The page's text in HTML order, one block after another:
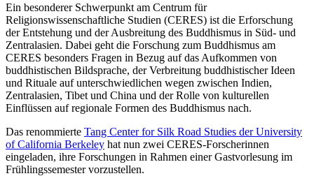
Ein besonderer Schwerpunkt am Centrum für
Religionswissenschaftliche Studien (CERES) ist die Erforschung
der Entstehung und der Ausbreitung des Buddhismus in Süd- und
Zentralasien. Dabei geht die Forschung zum Buddhismus am
CERES besonders Fragen in Bezug auf das Aufkommen von
buddhistischen Bildsprache, der Verbreitung buddhistischer Ideen
und Rituale auf unterschwiedlichen wegen zwischen Indien,
Zentralasien, Tibet und China und der Rolle von kulturellen
Einflüssen auf regionale Formen des Buddhismus nach.
Das renommierte Tang Center for Silk Road Studies der University
of California Berkeley hat nun zwei CERES-Forscherinnen
eingeladen, ihre Forschungen in Rahmen einer Gastvorlesung im
Frühlingssemester vorzustellen.